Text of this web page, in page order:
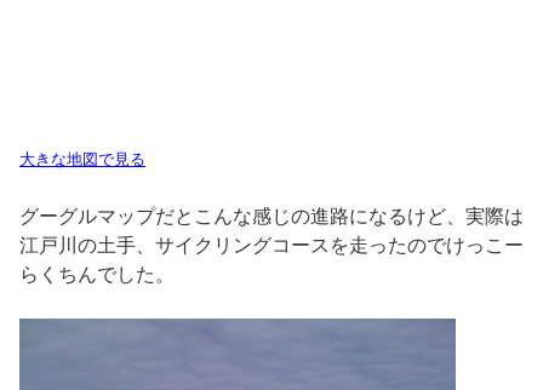
大きな地図で見る
グーグルマップだとこんな感じの進路になるけど、実際は
江戸川の土手、サイクリングコースを走ったのでけっこー
らくちんでした。